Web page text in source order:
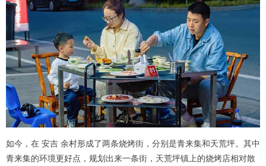
如今，在 安吉 余村形成了两条烧烤街，分别是青来集和天荒坪。其中
青来集的环境更好点，规划出来一条街，天荒坪镇上的烧烤店相对散